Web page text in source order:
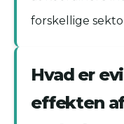
forskellige
Hvad er
effekten